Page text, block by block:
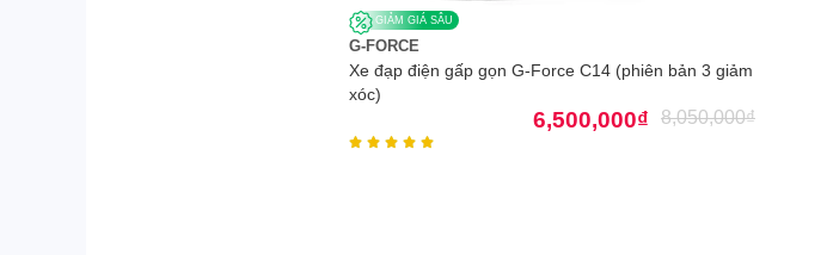
GIẢM GIÁ SÂU
G-FORCE
Xe đạp điện gấp gọn G-Force C14 (phiên bản 3 giảm
xóc)
8,050,000₫
6,500,000₫
    